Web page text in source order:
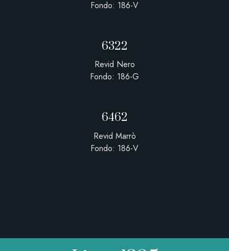
Fondo: 186-V
6322
Revid Nero
Fondo: 186-G
6462
Revid Marrò
Fondo: 186-V